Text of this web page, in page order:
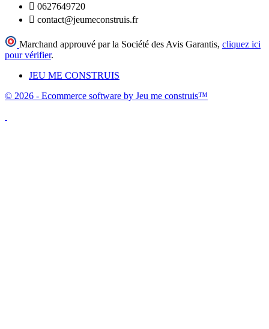
 0627649720
 contact@jeumeconstruis.fr
Marchand approuvé par la Société des Avis Garantis, cliquez ici
pour vérifier.
JEU ME CONSTRUIS
© 2026 - Ecommerce software by Jeu me construis™